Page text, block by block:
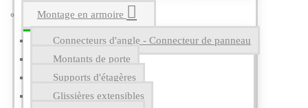
Montage en armoire
Connecteurs d'angle - Connecteur de panneau
Montants de porte
Supports d'étagères
Glissières extensibles